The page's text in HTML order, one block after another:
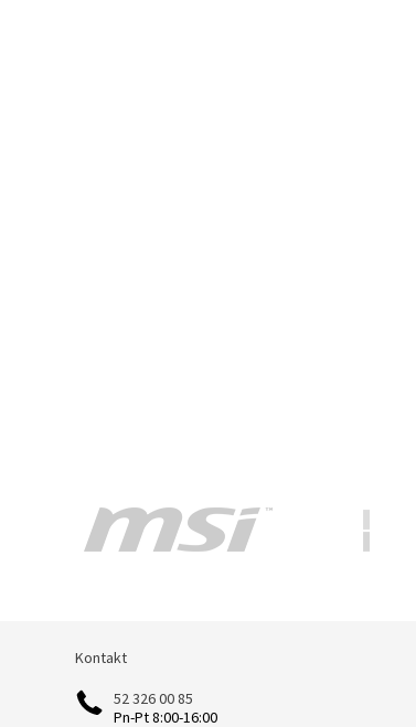
Kontakt
Kontakt
52 326 00 85
Pn-Pt 8:00-16:00